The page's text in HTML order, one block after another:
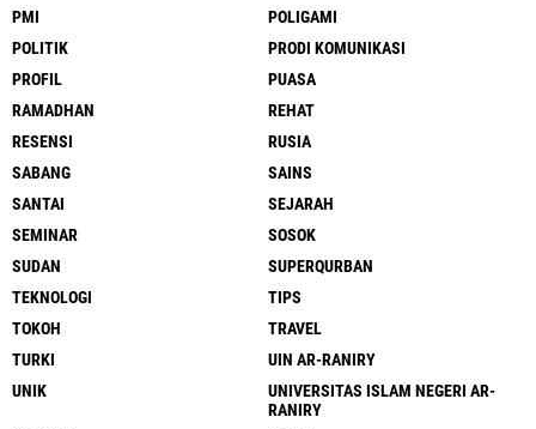
PMI
POLIGAMI
POLITIK
PRODI KOMUNIKASI
PROFIL
PUASA
RAMADHAN
REHAT
RESENSI
RUSIA
SABANG
SAINS
SANTAI
SEJARAH
SEMINAR
SOSOK
SUDAN
SUPERQURBAN
TEKNOLOGI
TIPS
TOKOH
TRAVEL
TURKI
UIN AR-RANIRY
UNIK
UNIVERSITAS ISLAM NEGERI AR-
RANIRY